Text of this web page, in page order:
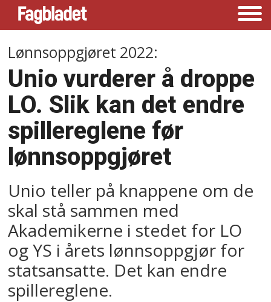
Lønnsoppgjøret 2022:
Unio vurderer å droppe
LO. Slik kan det endre
spillereglene før
lønnsoppgjøret
Unio teller på knappene om de
skal stå sammen med
Akademikerne i stedet for LO
og YS i årets lønnsoppgjør for
statsansatte. Det kan endre
spillereglene.